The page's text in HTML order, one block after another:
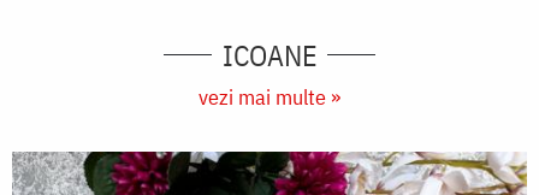
ICOANE
vezi mai multe »